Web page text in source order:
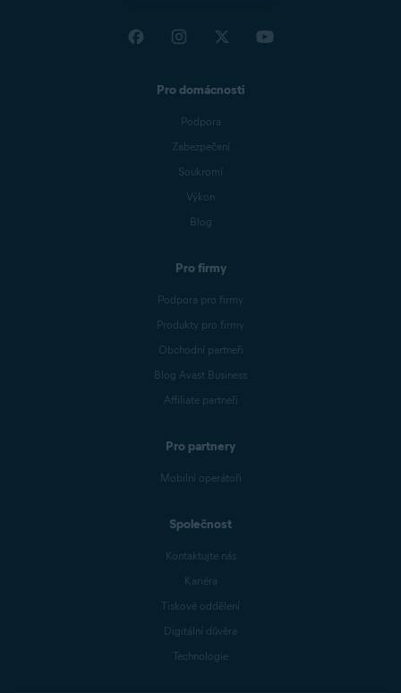
Pro domácnosti
Podpora
Zabezpečení
Soukromí
Výkon
Blog
Pro firmy
Podpora pro firmy
Produkty pro firmy
Obchodní partneři
Blog Avast Business
Affiliate partneři
Pro partnery
Mobilní operátoři
Společnost
Kontaktujte nás
Kariéra
Tiskové oddělení
Digitální důvěra
Technologie